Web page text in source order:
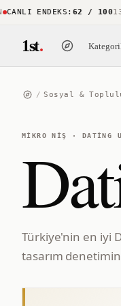
ENDEKS:62 / 100
1st.
/ Sosyal &
MIKRO NIŞ · DATING
Türkiye'nin en iyi
tasarım